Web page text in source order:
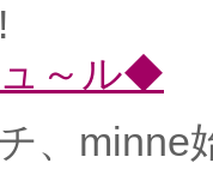
～ル◆
、minne